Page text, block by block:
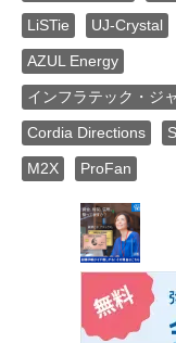
LiSTie UJ-Crystal
AZUL Energy
インフラテック・ジ
Cordia Directions
M2X ProFan